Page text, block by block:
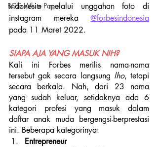
BCG White Paper
Indonesia melalui unggahan foto di
instagram mereka @forbesindonesia
pada 11 Maret 2022.
SIAPA AJA YANG MASUK NIH?
Kali ini Forbes merilis nama-nama
tersebut gak secara langsung lho, tetapi
secara berkala. Nah, dari 23 nama
yang sudah keluar, setidaknya ada 6
kategori profesi yang masuk dalam
daftar anak muda bergengsi-berprestasi
ini. Beberapa kategorinya:
Entrepreneur